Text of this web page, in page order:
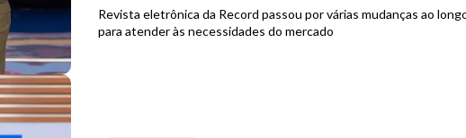
Revista eletrônica da Record passou por várias mudanças ao
para atender às necessidades do mercado